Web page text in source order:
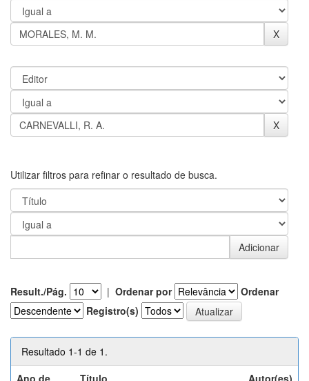
Utilizar filtros para refinar o resultado de busca.
Result./Pág. | Ordenar por
Ordenar
Registro(s)
Resultado 1-1 de 1.
Ano de
Título Autor(es)